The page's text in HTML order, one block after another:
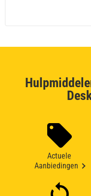
Actuele
Aanbiedingen